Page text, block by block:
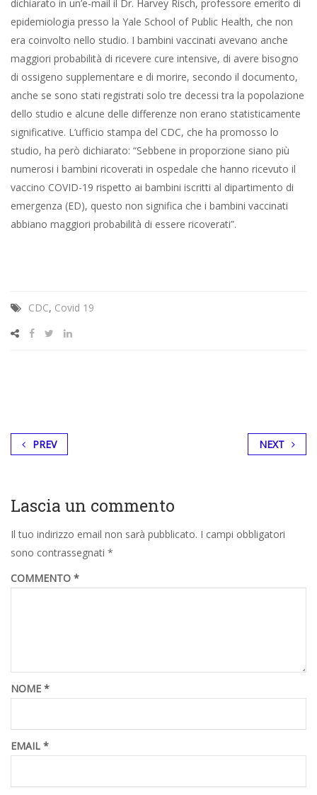
dichiarato in un’e-mail il Dr. Harvey Risch, professore emerito di
epidemiologia presso la Yale School of Public Health, che non
era coinvolto nello studio. I bambini vaccinati avevano anche
maggiori probabilità di ricevere cure intensive, di avere bisogno
di ossigeno supplementare e di morire, secondo il documento,
anche se sono stati registrati solo tre decessi tra la popolazione
dello studio e alcune delle differenze non erano statisticamente
significative. L’ufficio stampa del CDC, che ha promosso lo
studio, ha però dichiarato: “Sebbene in proporzione siano più
numerosi i bambini ricoverati in ospedale che hanno ricevuto il
vaccino COVID-19 rispetto ai bambini iscritti al dipartimento di
emergenza (ED), questo non significa che i bambini vaccinati
abbiano maggiori probabilità di essere ricoverati”.
CDC, Covid 19
PREV NEXT
Lascia un commento
Il tuo indirizzo email non sarà pubblicato. I campi obbligatori
sono contrassegnati *
COMMENTO *
NOME *
EMAIL *